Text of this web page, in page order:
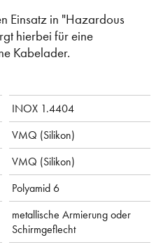
Einsatz in "Hazardous
hierbei für eine
Kabelader.
INOX 1.4404
VMQ (Silikon)
VMQ (Silikon)
Polyamid 6
metallische Armierung oder
Schirmgeflecht